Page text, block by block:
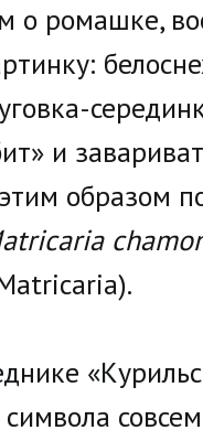
о ромашке,
и
образом